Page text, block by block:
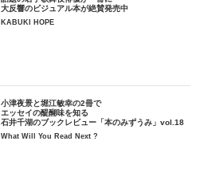
大反響のビジュアル本が絶賛発売中
KABUKI HOPE
小津夜景と堀江敏幸の2冊で
エッセイの醍醐味を知る
石井千湖のブックレビュー「本のみずうみ」vol.18
What Will You Read Next ?